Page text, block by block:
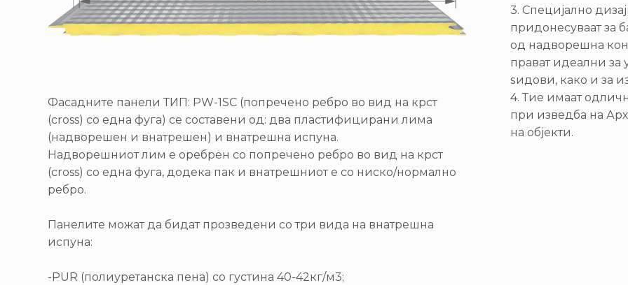
Фасадните панели ТИП: PW-1SC (попречено ребро во вид на крст
(cross) со една фуга) се составени од: два пластифицирани лима
(надворешен и внатрешен) и внатрешна испуна.
Надворешниот лим е оребрен со попречено ребро во вид на крст
(cross) со една фуга, додека пак и внатрешниот е со ниско/нормално
ребро.
Панелите можат да бидат прозведени со три вида на внатрешна
испуна:
-PUR (полиуретанска пена) со густина 40-42кг/м3;
3. Специјално
придонесуваат за
од надворешна кон
прават идеални
ѕидови, како и за
4. Тие имаат
при изведба на
на објекти.